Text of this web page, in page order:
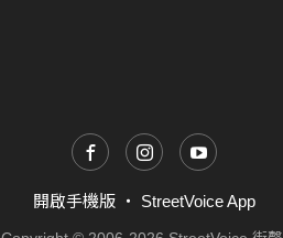
開啟手機版 ・ StreetVoice App